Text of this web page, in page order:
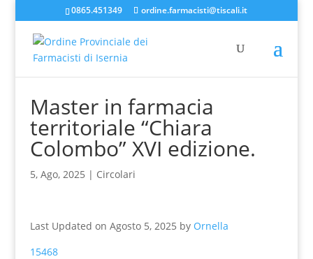
0865.451349 ordine.farmacisti@tiscali.it
Master in farmacia
territoriale “Chiara
Colombo” XVI edizione.
5, Ago, 2025 | Circolari
Last Updated on Agosto 5, 2025 by Ornella
15468